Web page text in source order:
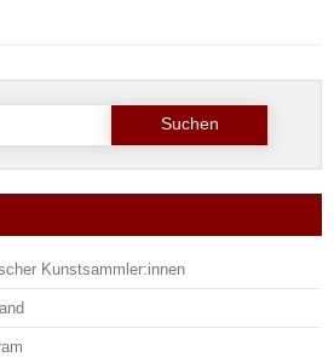
Kunstsammler:innen